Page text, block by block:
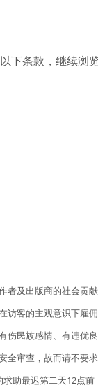
下条款，继续浏
及出版商的社会贡
客的主观意识下雇
民族感情、有违优
审查，故而请不要
助最迟第二天12点前